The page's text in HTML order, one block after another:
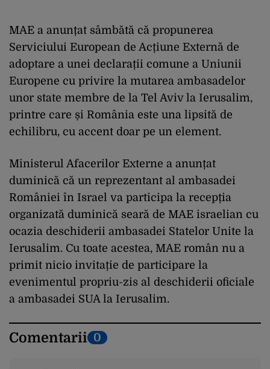
MAE a anunțat sâmbătă că propunerea
Serviciului European de Acțiune Externă de
adoptare a unei declarații comune a Uniunii
Europene cu privire la mutarea ambasadelor
unor state membre de la Tel Aviv la Ierusalim,
printre care și România este una lipsită de
echilibru, cu accent doar pe un element.
Ministerul Afacerilor Externe a anunțat
duminică că un reprezentant al ambasadei
României în Israel va participa la recepția
organizată duminică seară de MAE israelian cu
ocazia deschiderii ambasadei Statelor Unite la
Ierusalim. Cu toate acestea, MAE român nu a
primit nicio invitație de participare la
evenimentul propriu-zis al deschiderii oficiale
a ambasadei SUA la Ierusalim.
Comentarii 0